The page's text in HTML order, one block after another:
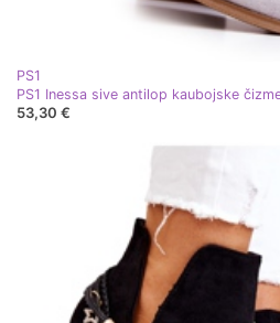
PS1
PS1 Inessa sive antilop kaubojske
53,30 €